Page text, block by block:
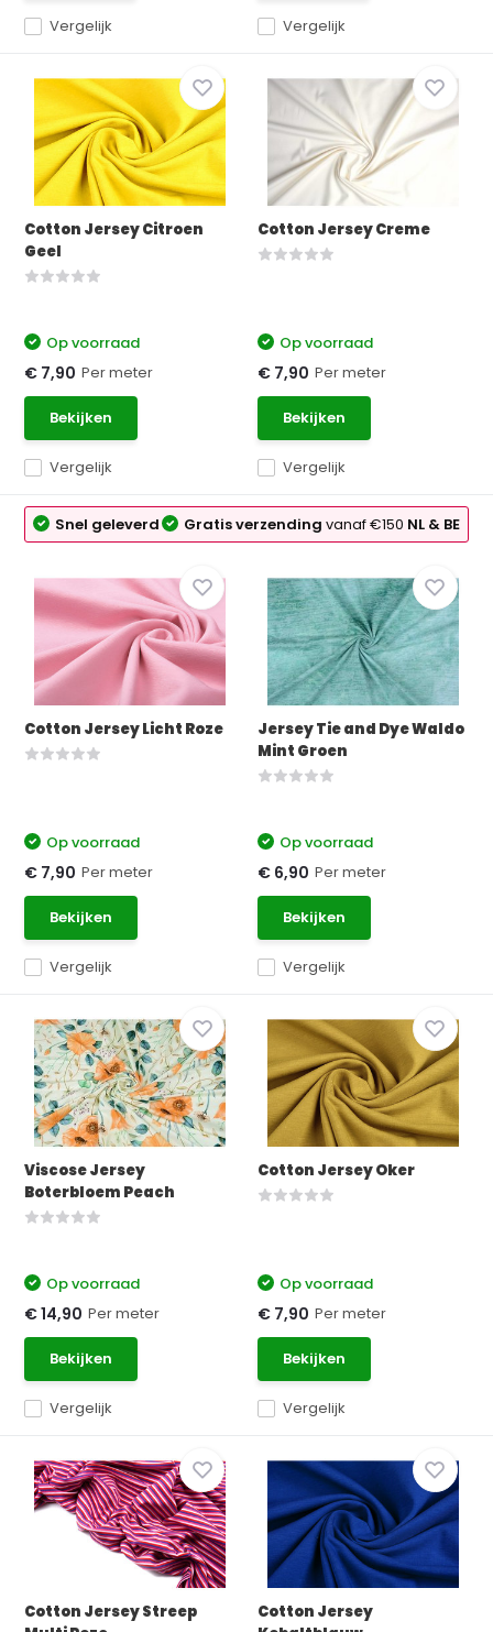
Vergelijk Vergelijk
Cotton Jersey Citroen
Geel
Vergelijk
Op voorraad
€ 7,90 Per meter
Bekijken
Cotton Jersey Creme
Vergelijk
Op voorraad
€ 7,90 Per meter
Bekijken
Snel geleverd Gratis verzendingvanaf €150 NL & BE
Cotton Jersey Licht Roze
Vergelijk
Op voorraad
€ 7,90 Per meter
Bekijken
Jersey Tie and Dye Waldo
Mint Groen
Vergelijk
Op voorraad
€ 6,90 Per meter
Bekijken
Viscose Jersey
Boterbloem Peach
Vergelijk
Op voorraad
€ 14,90 Per meter
Bekijken
Cotton Jersey Oker
Vergelijk
Op voorraad
€ 7,90 Per meter
Bekijken
Cotton Jersey Streep
Cotton Jersey